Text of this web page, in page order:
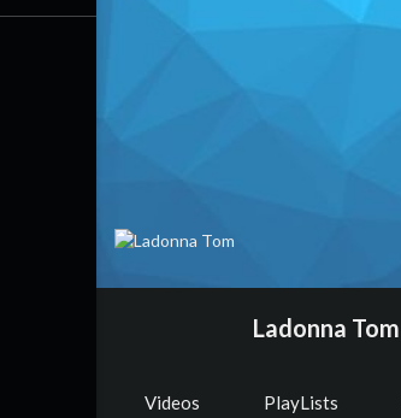
Ladonna Tom
Videos PlayLists